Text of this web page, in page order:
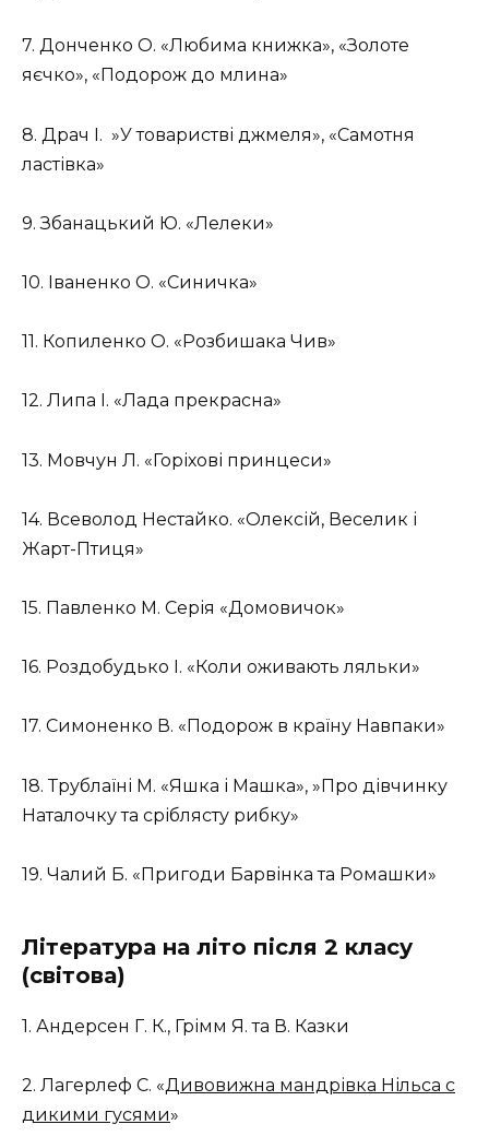
7. Донченко О. «Любима книжка», «Золоте
яєчко», «Подорож до млина»
8. Драч І. »У товаристві джмеля», «Самотня
ластівка»
9. Збанацький Ю. «Лелеки»
10. Іваненко О. «Синичка»
11. Копиленко О. «Розбишака Чив»
12. Липа І. «Лада прекрасна»
13. Мовчун Л. «Горіхові принцеси»
14. Всеволод Нестайко. «Олексій, Веселик і
Жарт-Птиця»
15. Павленко М. Серія «Домовичок»
16. Роздобудько І. «Коли оживають ляльки»
17. Симоненко В. «Подорож в країну Навпаки»
18. Трублаїні М. «Яшка і Машка», »Про дівчинку
Наталочку та сріблясту рибку»
19. Чалий Б. «Пригоди Барвінка та Ромашки»
Література на літо після 2 класу
(світова)
1. Андерсен Г. К., Грімм Я. та В. Казки
2. Лагерлеф С. «Дивовижна мандрівка Нільса с
дикими гусями»